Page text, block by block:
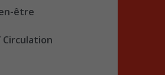
être